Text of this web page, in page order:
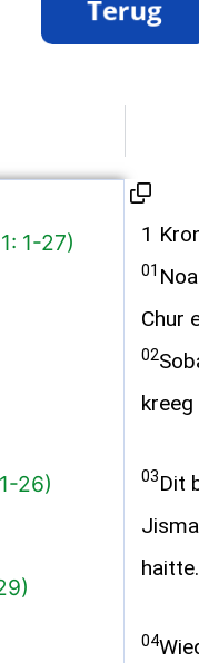
1-27)
26)
1
01
Chur
02
03Dit
haitte.
04